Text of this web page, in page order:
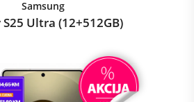
Samsung
S25 Ultra (12+512GB)